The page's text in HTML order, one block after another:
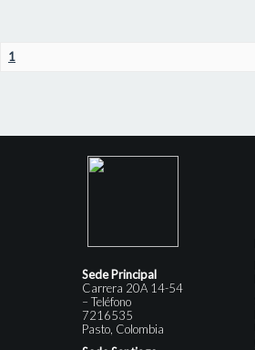
1
Sede Principal
Carrera 20A 14-54
– Teléfono
7216535
Pasto, Colombia